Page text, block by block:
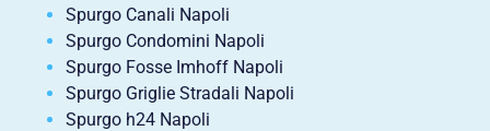
Spurgo Canali Napoli
Spurgo Condomini Napoli
Spurgo Fosse Imhoff Napoli
Spurgo Griglie Stradali Napoli
Spurgo h24 Napoli